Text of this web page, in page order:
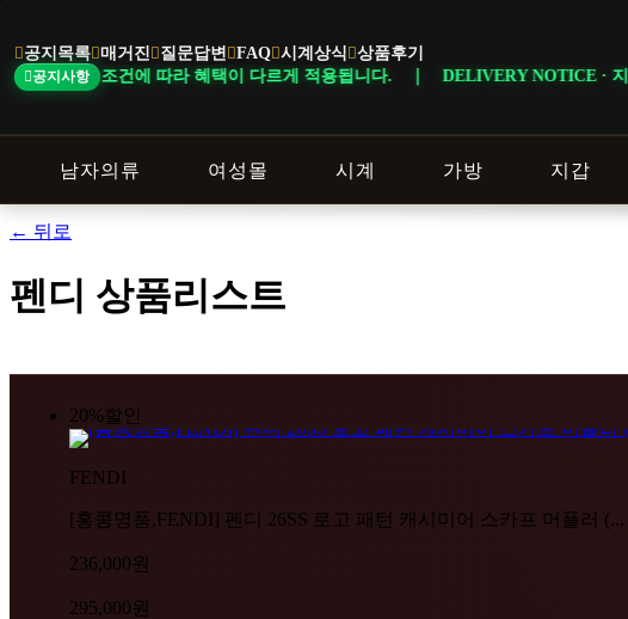
공지목록 매거진 질문답변 FAQ 시계상식 상품후기
공지사항
용됩니다. ｜ DELIVERY NOTICE · 지역에 따라 배송 일정이 달라질 수 있으
남자의류 여성몰 시계 가방 지갑
바
로
기
← 뒤로
펜디 상품리스트
20%할인
FENDI
[홍콩명품,FENDI] 펜디 26SS 로고 패턴 캐시미어 스카프 머플러 (...
236,000원
295,000원